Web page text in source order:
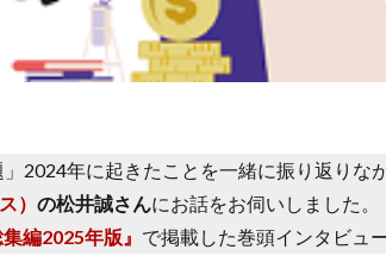
」2024年に起きたことを一緒に振り返りな
） の松井誠さんにお話をお伺いしました。
編2025年版』 で掲載した巻頭インタビュ